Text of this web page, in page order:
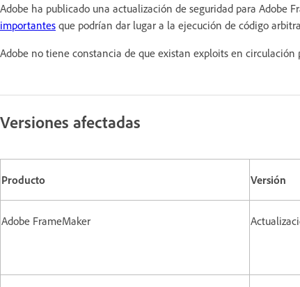
Adobe ha publicado una actualización de seguridad para Adobe
importantes que podrían dar lugar a la ejecución de código
Adobe no tiene constancia de que existan exploits en
Versiones afectadas
Producto Versión
Adobe FrameMaker